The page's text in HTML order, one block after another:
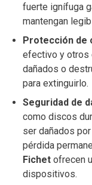
fuerte ignífuga
mantengan
Protección de
efectivo y otros
dañados o
para extinguirlo.
Seguridad de
como discos
ser dañados
pérdida
Fichetofrecen
dispositivos.